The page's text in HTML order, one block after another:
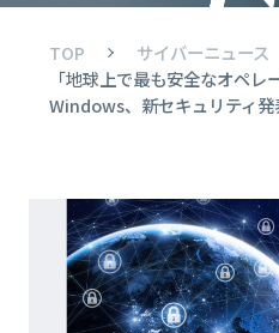
TOP
サイバーニュース
「地球上で最も安全なオペ
Windows、新セキュリティ発